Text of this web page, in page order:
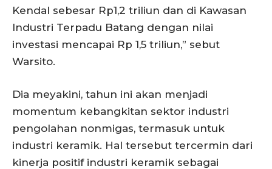
Kendal sebesar Rp1,2 triliun dan di Kawasan
Industri Terpadu Batang dengan nilai
investasi mencapai Rp 1,5 triliun,” sebut
Warsito.
Dia meyakini, tahun ini akan menjadi
momentum kebangkitan sektor industri
pengolahan nonmigas, termasuk untuk
industri keramik. Hal tersebut tercermin dari
kinerja positif industri keramik sebagai